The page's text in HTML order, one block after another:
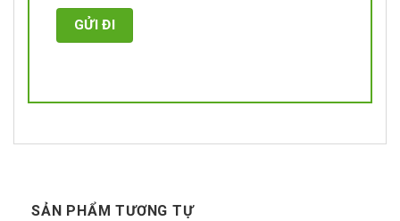
SẢN PHẨM TƯƠNG TỰ